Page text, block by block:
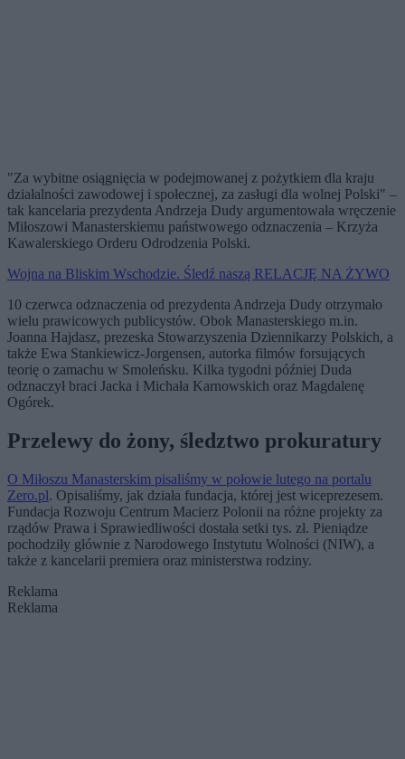
"Za wybitne osiągnięcia w podejmowanej z pożytkiem dla kraju
działalności zawodowej i społecznej, za zasługi dla wolnej Polski" –
tak kancelaria prezydenta Andrzeja Dudy argumentowała wręczenie
Miłoszowi Manasterskiemu państwowego odznaczenia – Krzyża
Kawalerskiego Orderu Odrodzenia Polski.
Wojna na Bliskim Wschodzie. Śledź naszą RELACJĘ NA ŻYWO
10 czerwca odznaczenia od prezydenta Andrzeja Dudy otrzymało
wielu prawicowych publicystów. Obok Manasterskiego m.in.
Joanna Hajdasz, prezeska Stowarzyszenia Dziennikarzy Polskich, a
także Ewa Stankiewicz-Jorgensen, autorka filmów forsujących
teorię o zamachu w Smoleńsku. Kilka tygodni później Duda
odznaczył braci Jacka i Michała Karnowskich oraz Magdalenę
Ogórek.
Przelewy do żony, śledztwo prokuratury
O Miłoszu Manasterskim pisaliśmy w połowie lutego na portalu
Zero.pl. Opisaliśmy, jak działa fundacja, której jest wiceprezesem.
Fundacja Rozwoju Centrum Macierz Polonii na różne projekty za
rządów Prawa i Sprawiedliwości dostała setki tys. zł. Pieniądze
pochodziły głównie z Narodowego Instytutu Wolności (NIW), a
także z kancelarii premiera oraz ministerstwa rodziny.
Reklama
Reklama